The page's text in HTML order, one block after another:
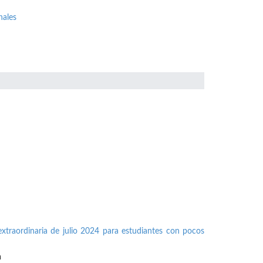
de julio 2024 para estudiantes con pocos